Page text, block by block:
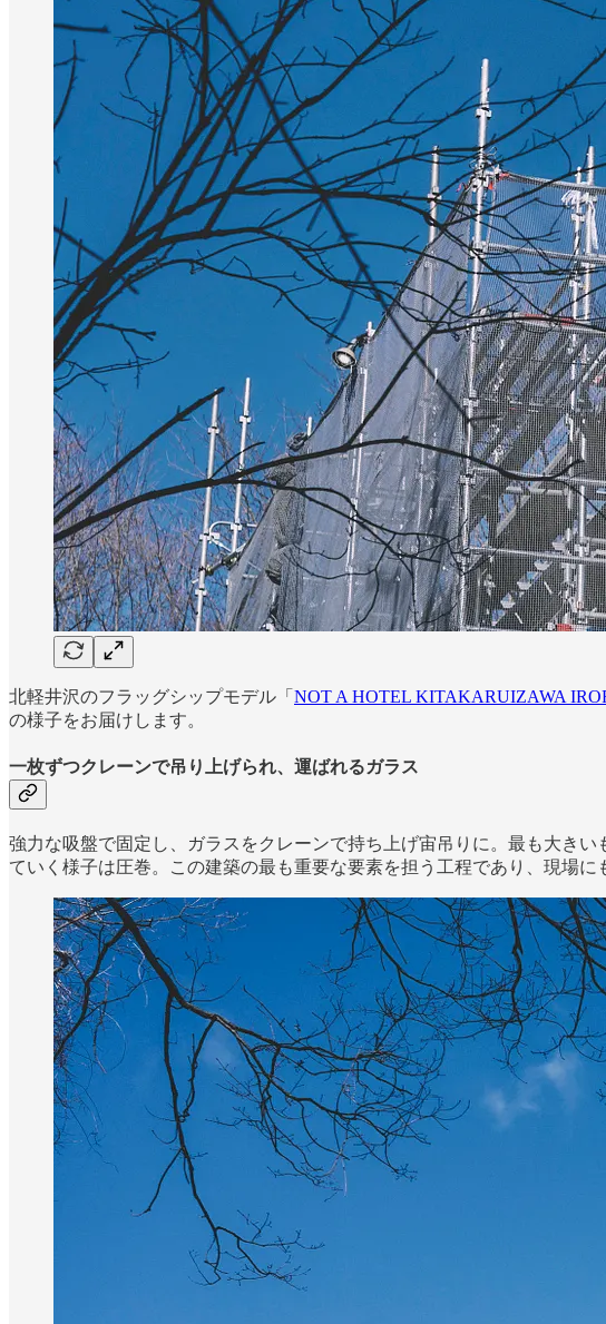
北軽井沢のフラッグシップモデル「 NOT A HOTEL KITAKARUIZAWA
の様子をお届けします。
一枚ずつクレーンで吊り上げられ、運ばれるガラス
強力な吸盤で固定し、ガラスをクレーンで持ち上げ宙吊りに。最も大き
ていく様子は圧巻。この建築の最も重要な要素を担う工程であり、現場